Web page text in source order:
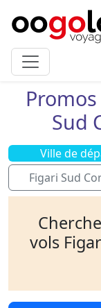
Sud
Ville de
Figari Sud
vols